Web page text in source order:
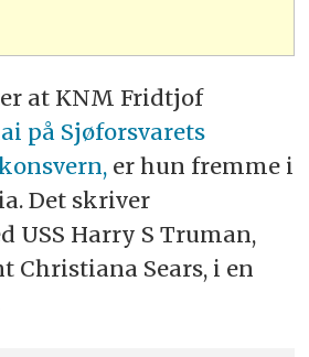
at KNM Fridtjof
på Sjøforsvarets
er hun fremme i
Det skriver
USS Harry S Truman,
Sears, i en